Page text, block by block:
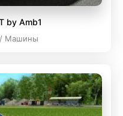
by Amb1
/ Машины